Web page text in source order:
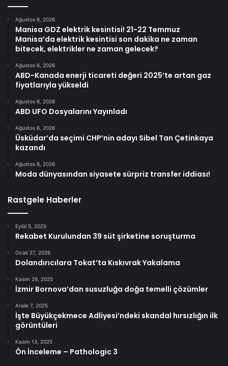
Ağustos 6, 2026
Manisa GDZ elektrik kesintisi! 21-22 Temmuz
Manisa’da elektrik kesintisi son dakika ne zaman
bitecek, elektrikler ne zaman gelecek?
Ağustos 6, 2026
ABD-Kanada enerji ticareti değeri 2025’te artan gaz
fiyatlarıyla yükseldi
Ağustos 6, 2026
ABD UFO Dosyalarını Yayınladı
Ağustos 6, 2026
Üsküdar’da seçimi CHP’nin adayı Sibel Tan Çetinkaya
kazandı
Ağustos 6, 2026
Moda dünyasından siyasete sürpriz transfer iddiası!
Rastgele Haberler
Eylül 5, 2025
Rekabet Kurulundan 39 süt şirketine soruşturma
Ocak 27, 2026
Dolandırıcılara Tokat’ta Kıskıvrak Yakalama
Kasım 29, 2025
İzmir Bornova’dan susuzluğa doğa temelli çözümler
Aralık 7, 2025
İşte Büyükçekmece Adliyesi’ndeki skandal hırsızlığın ilk
görüntüleri
Kasım 13, 2025
Ön İnceleme – Pathologic 3